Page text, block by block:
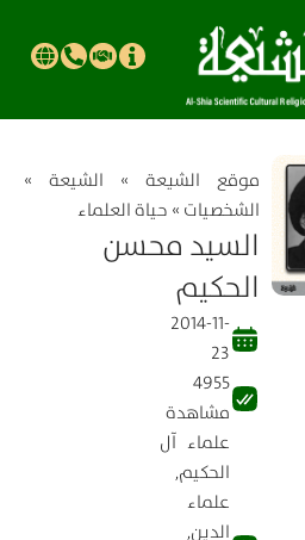
موقع الشیعة» الشيعة»
الشخصيات » حياة العلماء
السيد محسن
الحكيم
2014-11-
23
4955
مشاهدة
علماء آل
الحكيم,
علماء
الدين,